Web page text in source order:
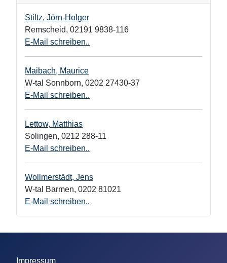
Stiltz, Jörn-Holger
Remscheid, 02191 9838-116
E-Mail schreiben..
Maibach, Maurice
W-tal Sonnborn, 0202 27430-37
E-Mail schreiben..
Lettow, Matthias
Solingen, 0212 288-11
E-Mail schreiben..
Wollmerstädt, Jens
W-tal Barmen, 0202 81021
E-Mail schreiben..
Impressum